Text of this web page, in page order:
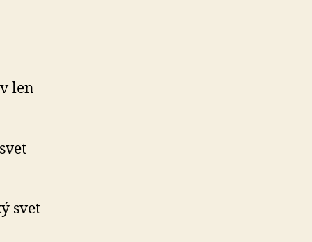
len
svet